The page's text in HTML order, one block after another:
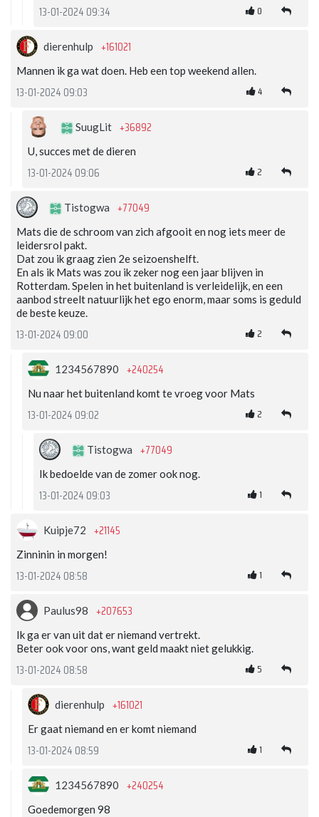
13-01-2024 09:34 0
dierenhulp +161021
Mannen ik ga wat doen. Heb een top weekend allen.
13-01-2024 09:03 4
SuugLit +36892
U, succes met de dieren
13-01-2024 09:06 2
Tistogwa +77049
Mats die de schroom van zich afgooit en nog iets meer de
leidersrol pakt.
Dat zou ik graag zien 2e seizoenshelft.
En als ik Mats was zou ik zeker nog een jaar blijven in
Rotterdam. Spelen in het buitenland is verleidelijk, en een
aanbod streelt natuurlijk het ego enorm, maar soms is geduld
de beste keuze.
13-01-2024 09:00 2
1234567890 +240254
Nu naar het buitenland komt te vroeg voor Mats
13-01-2024 09:02 2
Tistogwa +77049
Ik bedoelde van de zomer ook nog.
13-01-2024 09:03 1
Kuipje72 +21145
Zinninin in morgen!
13-01-2024 08:58 1
Paulus98 +207653
Ik ga er van uit dat er niemand vertrekt.
Beter ook voor ons, want geld maakt niet gelukkig.
13-01-2024 08:58 5
dierenhulp +161021
Er gaat niemand en er komt niemand
13-01-2024 08:59 1
1234567890 +240254
Goedemorgen 98